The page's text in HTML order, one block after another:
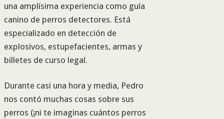
una amplísima experiencia como guía
canino de perros detectores. Está
especializado en detección de
explosivos, estupefacientes, armas y
billetes de curso legal.
Durante casi una hora y media, Pedro
nos contó muchas cosas sobre sus
perros (¡ni te imaginas cuántos perros